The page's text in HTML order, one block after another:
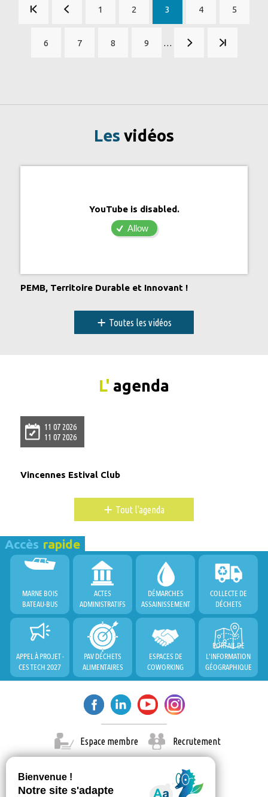
Pagination Page
1 Page
2
Page
courante
3 Page
4 Page
5
Page
6 Page
7 Page
8 Page
9 …
Les vidéos
YouTube is disabled.
Allow
PEMB, Territoire Durable et Innovant !
+ Toutes les vidéos
L' agenda
11 07 2026
11 07 2026
Vincennes Estival Club
+ Tout l'agenda
Accès rapide
MARNE BOIS
BATEAU-BUS
ACTES
ADMINISTRATIFS
DÉMARCHES
ASSAINISSEMENT
COLLECTE DE
DÉCHETS
APPEL À PROJET -
CES TECH 2027
PAV DÉCHETS
ALIMENTAIRES
ESPACES DE
COWORKING
PORTAIL DE
L'INFORMATION
GÉOGRAPHIQUE
Espace membre Recrutement